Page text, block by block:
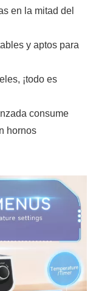
en la mitad del
y aptos para
¡todo es
consume
hornos